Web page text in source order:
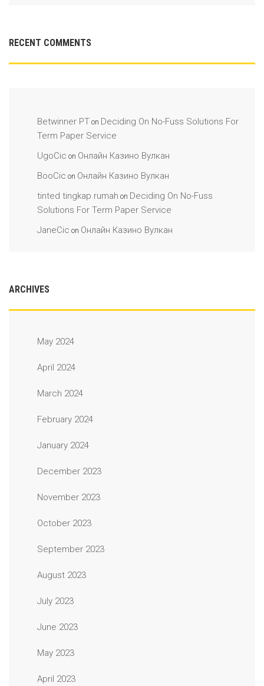
RECENT COMMENTS
Betwinner PT on Deciding On No-Fuss Solutions For
Term Paper Service
UgoCic on Онлайн Казино Вулкан
BooCic on Онлайн Казино Вулкан
tinted tingkap rumah on Deciding On No-Fuss
Solutions For Term Paper Service
JaneCic on Онлайн Казино Вулкан
ARCHIVES
May 2024
April 2024
March 2024
February 2024
January 2024
December 2023
November 2023
October 2023
September 2023
August 2023
July 2023
June 2023
May 2023
April 2023